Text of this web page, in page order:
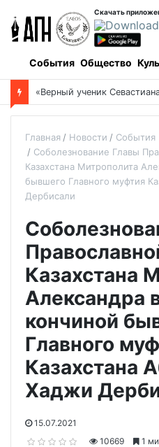
Скачать
События Общество
Главная Новости
События
Соболезнование Главы
Казахстана Митрополита
бывшего Главного муфтия
Дербисали
Казахстана
Александра
кончиной
Главного
Казахстана
Хаджи
15.07.2021
10669
1